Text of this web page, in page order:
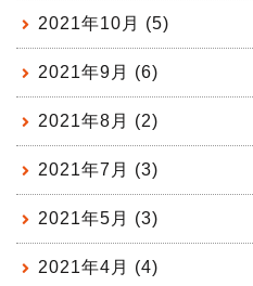
2021年10月 (5)
2021年9月 (6)
2021年8月 (2)
2021年7月 (3)
2021年5月 (3)
2021年4月 (4)